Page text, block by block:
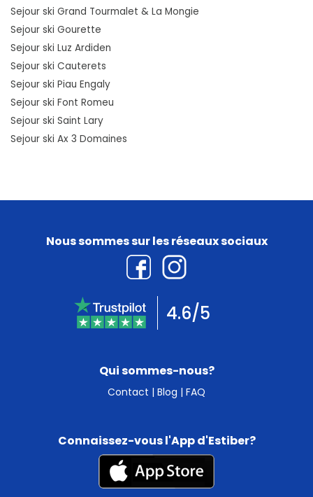
Sejour ski Grand Tourmalet & La Mongie
Sejour ski Gourette
Sejour ski Luz Ardiden
Sejour ski Cauterets
Sejour ski Piau Engaly
Sejour ski Font Romeu
Sejour ski Saint Lary
Sejour ski Ax 3 Domaines
Qui sommes-nous?
Contact | Blog | FAQ
Nous sommes sur les réseaux sociaux
4.6/5
Connaissez-vous l'App d'Estiber?